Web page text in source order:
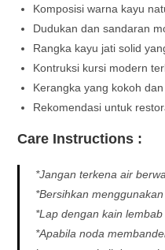
Komposisi warna kayu
Dudukan dan sandaran
Rangka kayu jati solid
Kontruksi kursi modern
Kerangka yang kokoh dan
Rekomendasi untuk
Care Instructions :
*Jangan terkena air
*Bersihkan
*Lap dengan kain
*Apabila noda